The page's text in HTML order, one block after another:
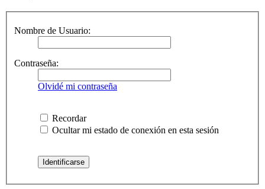
Nombre de Usuario:
Contraseña:
Olvidé mi contraseña
Recordar
Ocultar mi estado de conexión en esta sesión